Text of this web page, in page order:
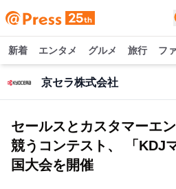
新着 エンタメ グルメ 旅行 フ
京セラ株式会社
セールスとカスタマーエ
競うコンテスト、 「KDJ
国大会を開催